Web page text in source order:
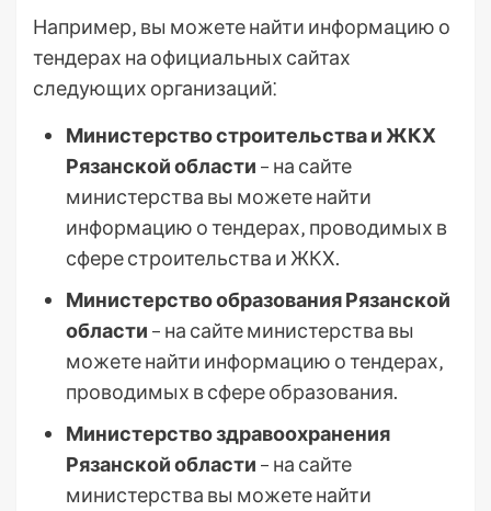
Например‚ вы можете найти информацию о
тендерах на официальных сайтах
следующих организаций⁚
Министерство строительства и ЖКХ
Рязанской области – на сайте
министерства вы можете найти
информацию о тендерах‚ проводимых в
сфере строительства и ЖКХ.
Министерство образования Рязанской
области – на сайте министерства вы
можете найти информацию о тендерах‚
проводимых в сфере образования.
Министерство здравоохранения
Рязанской области – на сайте
министерства вы можете найти